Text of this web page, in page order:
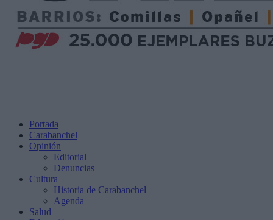
Portada
Carabanchel
Opinión
Editorial
Denuncias
Cultura
Historia de Carabanchel
Agenda
Salud